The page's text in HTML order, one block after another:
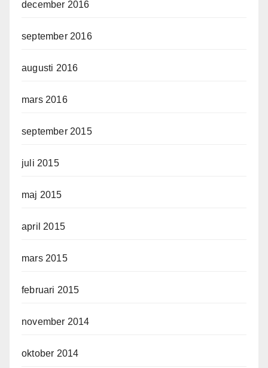
december 2016
september 2016
augusti 2016
mars 2016
september 2015
juli 2015
maj 2015
april 2015
mars 2015
februari 2015
november 2014
oktober 2014